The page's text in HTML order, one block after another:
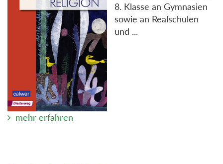
8. Klasse an Gymnasien
sowie an Realschulen
und ...
mehr erfahren